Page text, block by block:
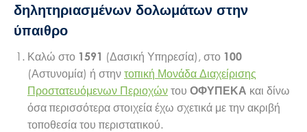
δηλητηριασμένων δολωμάτων στην
ύπαιθρο
Καλώ στο 1591 (Δασική Υπηρεσία), στο 100
(Αστυνομία) ή στηντοπική Μονάδα Διαχείρισης
Προστατευόμενων Περιοχώντου ΟΦΥΠΕΚΑ και δίνω
όσα περισσότερα στοιχεία έχω σχετικά με την ακριβή
τοποθεσία του περιστατικού.